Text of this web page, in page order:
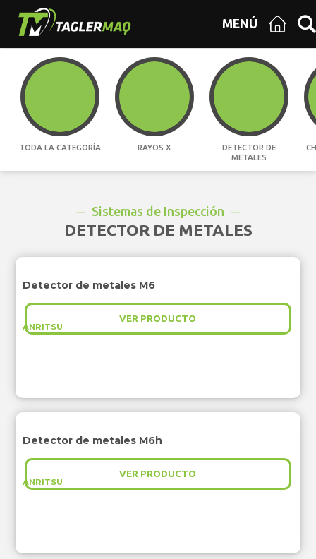
MENÚ
TODA LA CATEGORÍA RAYOS X
DETECTOR DE
METALES
Sistemas de Inspección
DETECTOR DE METALES
ANRITSU
Detector de metales M6
VER PRODUCTO
ANRITSU
Detector de metales M6h
VER PRODUCTO